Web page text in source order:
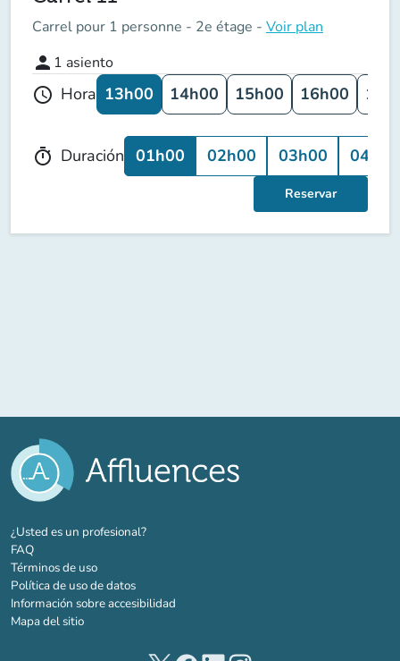
Carrel pour 1 personne - 2e étage - Voir plan
person 1 asiento
schedule Hora 13h00 14h00 15h00 16h00
timer Duración 01h00 02h00 03h00 04h00
Reservar
¿Usted es un profesional?(nueva pestaña)
FAQ
Términos de uso
Política de uso de datos
Información sobre accesibilidad
Mapa del sitio